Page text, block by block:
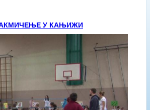
У КАЊИЖИ